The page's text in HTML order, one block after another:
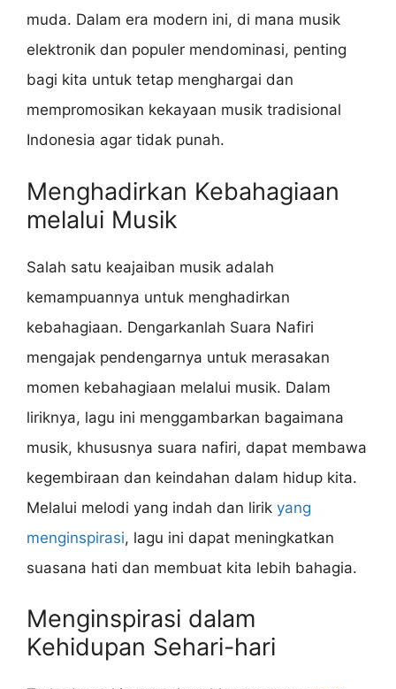
muda. Dalam era modern ini, di mana musik
elektronik dan populer mendominasi, penting
bagi kita untuk tetap menghargai dan
mempromosikan kekayaan musik tradisional
Indonesia agar tidak punah.
Menghadirkan Kebahagiaan
melalui Musik
Salah satu keajaiban musik adalah
kemampuannya untuk menghadirkan
kebahagiaan. Dengarkanlah Suara Nafiri
mengajak pendengarnya untuk merasakan
momen kebahagiaan melalui musik. Dalam
liriknya, lagu ini menggambarkan bagaimana
musik, khususnya suara nafiri, dapat membawa
kegembiraan dan keindahan dalam hidup kita.
Melalui melodi yang indah dan lirik yang
menginspirasi, lagu ini dapat meningkatkan
suasana hati dan membuat kita lebih bahagia.
Menginspirasi dalam
Kehidupan Sehari-hari